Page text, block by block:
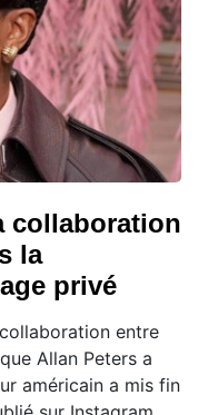
collaboration
la
privé
entre
Allan Peters a
américain a mis fin